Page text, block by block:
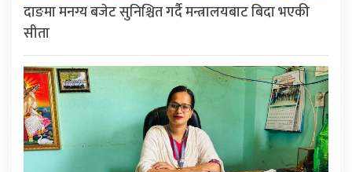
दाङमा मनग्य बजेट सुनिश्चित गर्दै मन्त्रालयबाट बिदा भएकी
सीता